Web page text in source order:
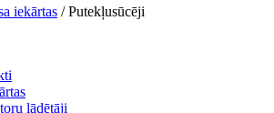
iekārtas /Putekļusūcēji
lādētāji